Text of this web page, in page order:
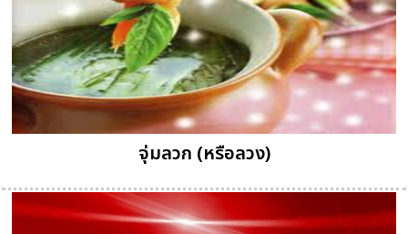
จุ่มลวก (หรือลวง)